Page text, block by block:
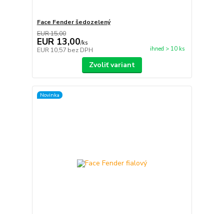
Face Fender šedozelený
EUR 15,00
EUR 13,00/ks
EUR 10,57 bez DPH ihned > 10 ks
Zvoliť variant
Novinka